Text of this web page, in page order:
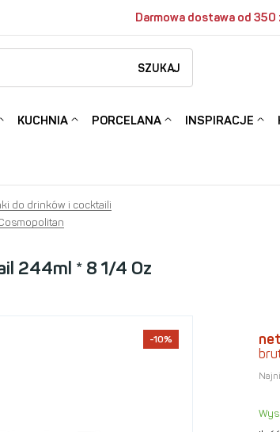
Darmowa dostawa od 350
SZUKAJ
KUCHNIA PORCELANA INSPIRACJE
do drinków i cocktaili
244ml * 8 1/4 Oz
-10%